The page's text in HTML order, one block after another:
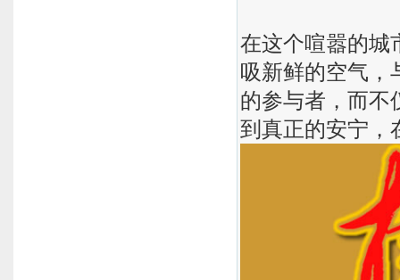
在这个喧嚣的城
吸新鲜的空气，
的参与者，而不
到真正的安宁，